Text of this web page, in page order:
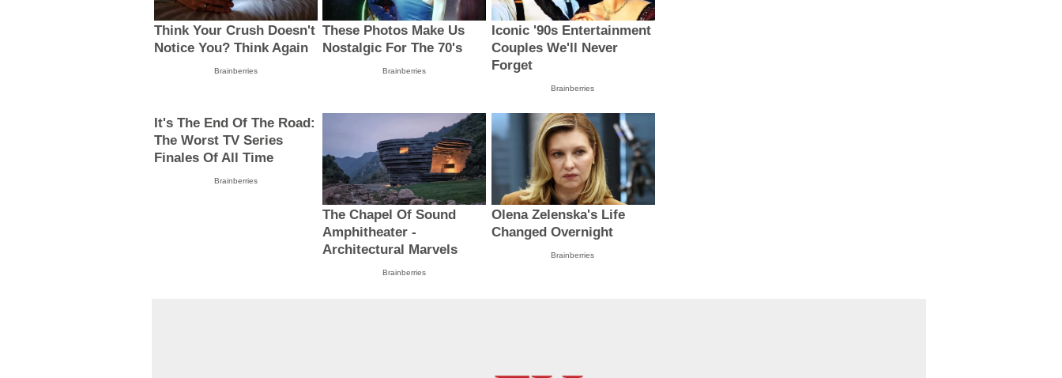
Think Your Crush Doesn't
Notice You? Think Again
Brainberries
These Photos Make Us
Nostalgic For The 70's
Brainberries
Iconic '90s Entertainment
Couples We'll Never
Forget
Brainberries
It's The End Of The Road:
The Worst TV Series
Finales Of All Time
Brainberries
The Chapel Of Sound
Amphitheater -
Architectural Marvels
Brainberries
Olena Zelenska's Life
Changed Overnight
Brainberries